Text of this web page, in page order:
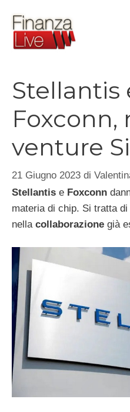
contenuto
Stellantis
Foxconn,
venture
21 Giugno 2023 di
Stellantis e Foxconn
materia di chip. Si tratta
nella collaborazione già